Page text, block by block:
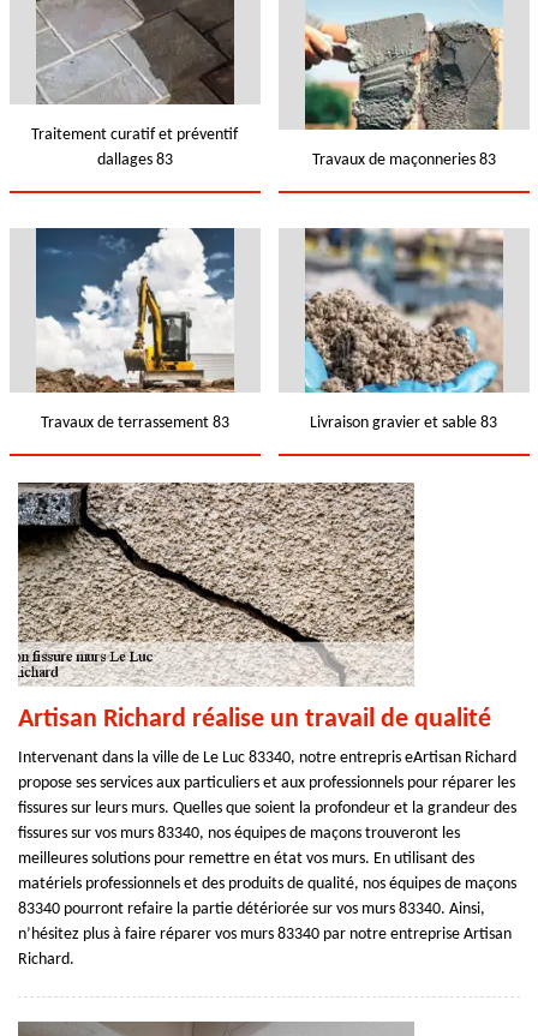
Traitement curatif et préventif
dallages 83
Travaux de maçonneries 83
Travaux de terrassement 83 Livraison gravier et sable 83
Artisan Richard réalise un travail de qualité
Intervenant dans la ville de Le Luc 83340, notre entrepris eArtisan Richard
propose ses services aux particuliers et aux professionnels pour réparer les
fissures sur leurs murs. Quelles que soient la profondeur et la grandeur des
fissures sur vos murs 83340, nos équipes de maçons trouveront les
meilleures solutions pour remettre en état vos murs. En utilisant des
matériels professionnels et des produits de qualité, nos équipes de maçons
83340 pourront refaire la partie détériorée sur vos murs 83340. Ainsi,
n’hésitez plus à faire réparer vos murs 83340 par notre entreprise Artisan
Richard.